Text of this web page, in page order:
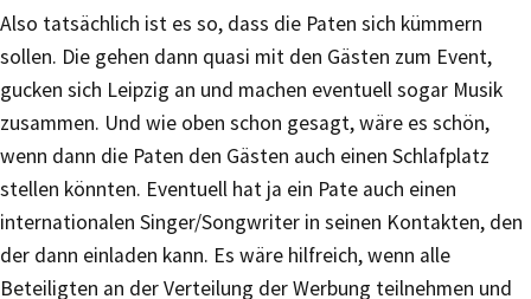
Also tatsächlich ist es so, dass die Paten sich kümmern
sollen. Die gehen dann quasi mit den Gästen zum Event,
gucken sich Leipzig an und machen eventuell sogar Musik
zusammen. Und wie oben schon gesagt, wäre es schön,
wenn dann die Paten den Gästen auch einen Schlafplatz
stellen könnten. Eventuell hat ja ein Pate auch einen
internationalen Singer/Songwriter in seinen Kontakten, den
der dann einladen kann. Es wäre hilfreich, wenn alle
Beteiligten an der Verteilung der Werbung teilnehmen und